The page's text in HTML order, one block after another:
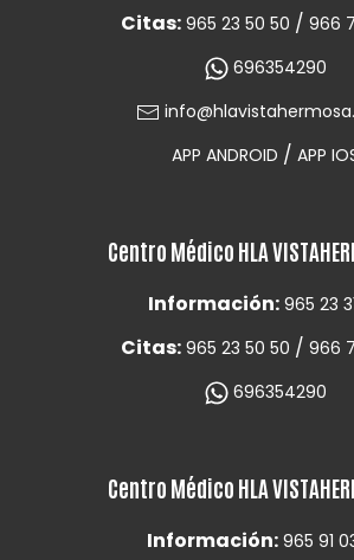
Citas: 965 23 50 50 / 966
696354290
APP ANDROID / APP
Centro Médico HLA
Información: 965 23
Citas: 965 23 50 50 / 966
696354290
Centro Médico HLA
Información: 965 91